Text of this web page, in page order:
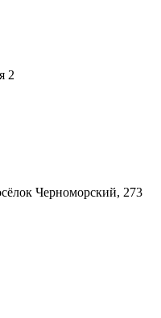
2
Черноморский, 273